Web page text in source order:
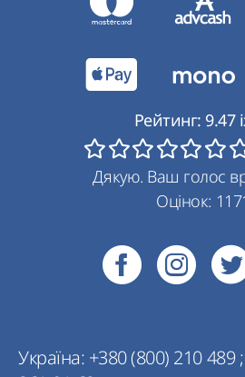
Україна: +380 (800) 210 489;
Рейтинг: 9.47
Дякую. Ваш голос
Оцінок: